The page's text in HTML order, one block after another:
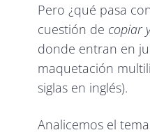
Pero ¿qué pasa
cuestión de copiar
donde entran en
maquetación
siglas en inglés).
Analicemos el